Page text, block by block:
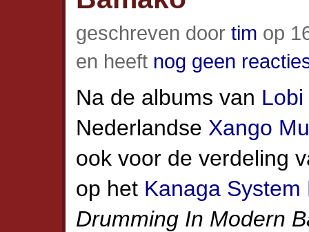
geschreven door tim op
en heeft nog geen
Na de albums van
Nederlandse Xango
ook voor de verdeling
op het Kanaga System
Drumming In Modern